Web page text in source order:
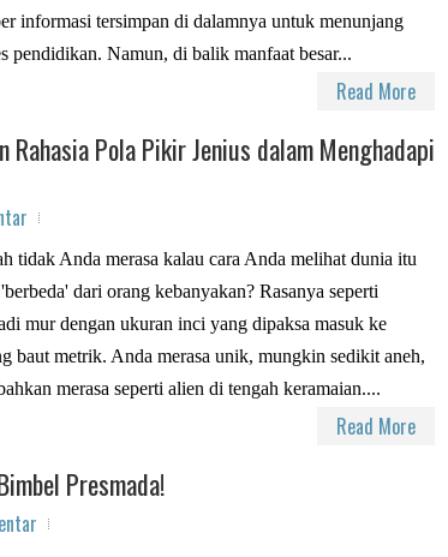
informasi tersimpan di dalamnya untuk menunjang
pendidikan. Namun, di balik manfaat besar...
Read More
Rahasia Pola Pikir Jenius dalam Menghadapi
tidak Anda merasa kalau cara Anda melihat dunia itu
dari orang kebanyakan? Rasanya seperti
mur dengan ukuran inci yang dipaksa masuk ke
baut metrik. Anda merasa unik, mungkin sedikit aneh,
merasa seperti alien di tengah keramaian....
Read More
Presmada!